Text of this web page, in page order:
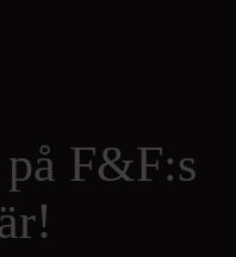
F&F:s